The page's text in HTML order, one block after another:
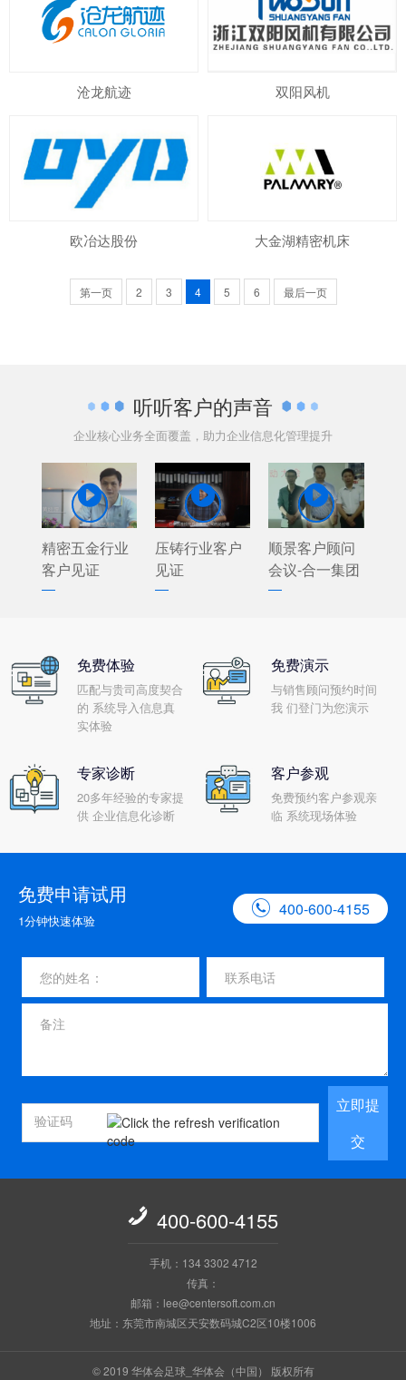
沧龙航迹 双阳风机
欧冶达股份 大金湖精密机床
第一页 2 3 4 5 6 最后一页
听听客户的声音
企业核心业务全面覆盖，助力企业信息化管理提升

精密五金行业
客户见证

压铸行业客户
见证

顺景客户顾问
会议-合一集团
免费体验
匹配与贵司高度契合
的 系统导入信息真
实体验
免费演示
与销售顾问预约时间
我 们登门为您演示
专家诊断
20多年经验的专家提
供 企业信息化诊断
客户参观
免费预约客户参观亲
临 系统现场体验
免费申请试用
1分钟快速体验
 400-600-4155
立即提
交
 400-600-4155
手机：134 3302 4712
传真：
邮箱：lee@centersoft.com.cn
地址：东莞市南城区天安数码城C2区10楼1006
© 2019 华体会足球_华体会（中国） 版权所有